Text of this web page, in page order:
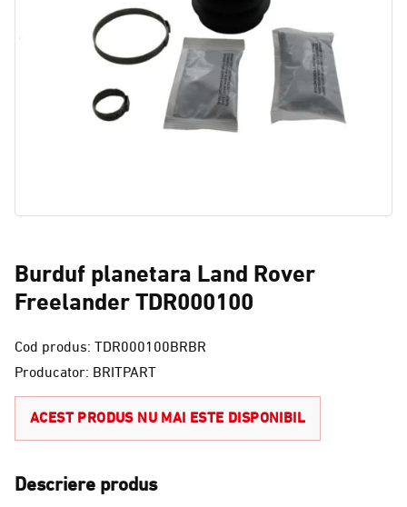
Burduf planetara Land Rover
Freelander TDR000100
Cod produs: TDR000100BRBR
Producator: BRITPART
ACEST PRODUS NU MAI ESTE DISPONIBIL
Descriere produs